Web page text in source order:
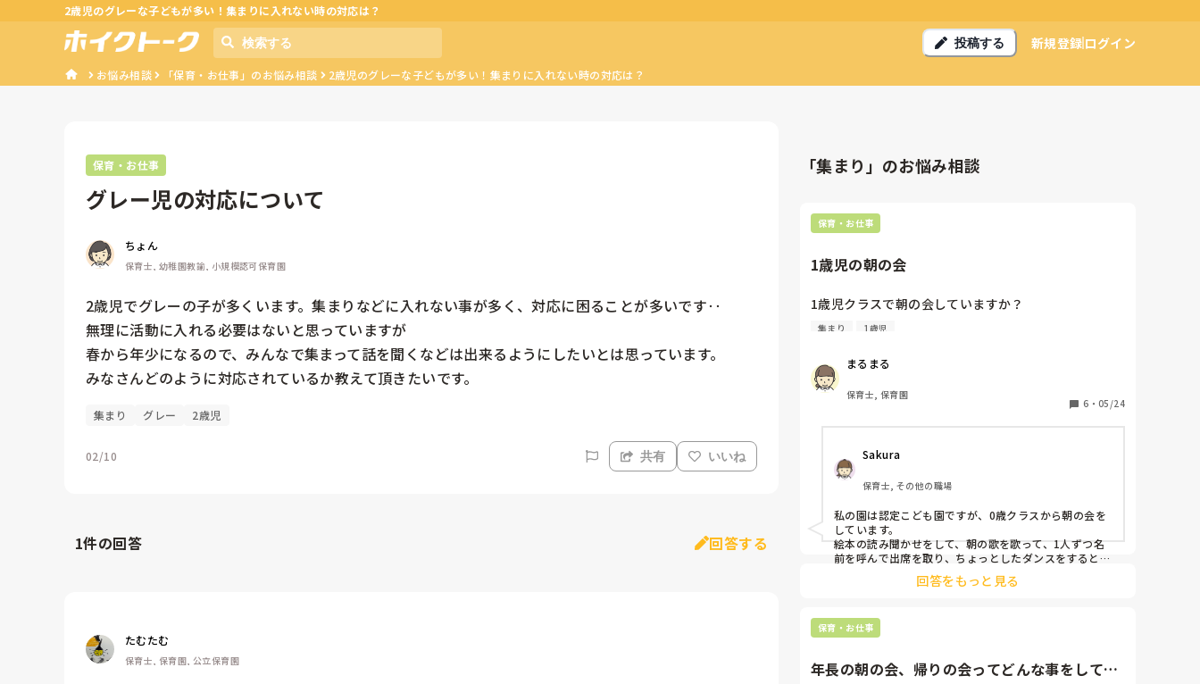
2歳児のグレーな子どもが多い！集まりに入れない時の対応は？
投稿する 新規登録ログイン
お悩み相談 「保育・お仕事」のお悩み相談 2歳児のグレーな子どもが多い！集まりに入れない時の対応は？
保育・お仕事
グレー児の対応について
ちょん
保育士, 幼稚園教諭, 小規模認可保育園
2歳児でグレーの子が多くいます。集まりなどに入れない事が多く、対応に困ることが多いです‥
無理に活動に入れる必要はないと思っていますが
春から年少になるので、みんなで集まって話を聞くなどは出来るようにしたいとは思っています。
集まり グレー 2歳児
02/10 共有 いいね
1件の回答 回答する
たむたむ
保育士, 保育園, 公立保育園
「集まり」のお悩み相談
保育・お仕事
1歳児の朝の会
1歳児クラスで朝の会していますか？
集まり 1歳児
まるまる
保育士, 保育園
6 ・ 05/24
Sakura
保育士, その他の職場
私の園は認定こども園ですが、0歳クラスから朝の会を
しています。
絵本の読み聞かせをして、朝の歌を歌って、1人ずつ名
前を呼んで出席を取り、ちょっとしたダンスをするとい
園によっては朝の会、帰りの会がないところもあるのか
回答をもっと見る
保育・お仕事
年長の朝の会、帰りの会ってどんな事をしてい